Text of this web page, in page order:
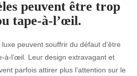
peuvent être trop
tape-à-l’œil.
peuvent souffrir du défaut d’être
à-l’œil. Leur design extravagant et
parfois attirer plus l’attention sur le